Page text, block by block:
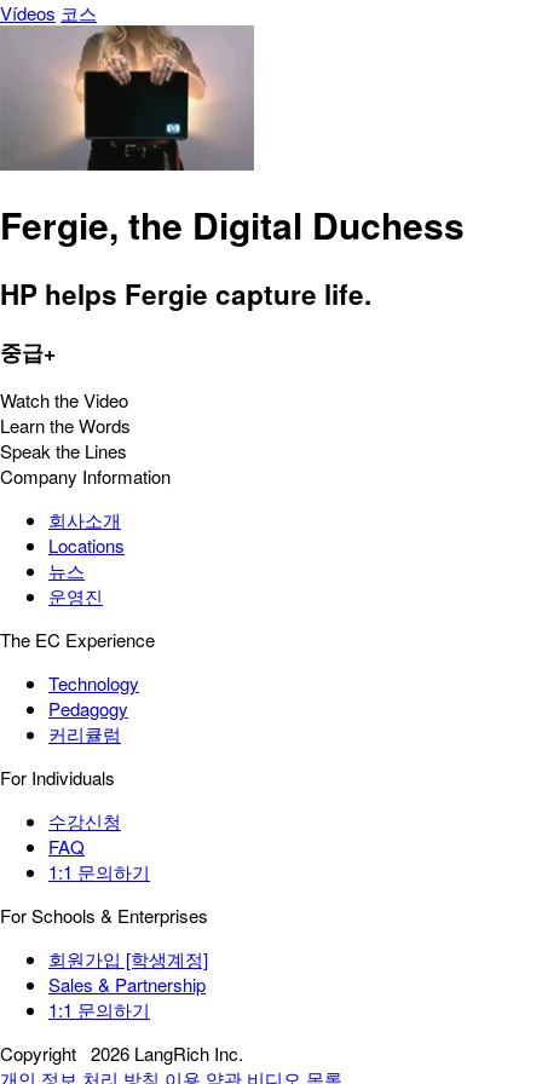
Vídeos 코스
Fergie, the Digital Duchess
HP helps Fergie capture life.
중급+
Watch the Video
Learn the Words
Speak the Lines
Company Information
회사소개
Locations
뉴스
운영진
The EC Experience
Technology
Pedagogy
커리큘럼
For Individuals
수강신청
FAQ
1:1 문의하기
For Schools & Enterprises
회원가입 [학생계정]
Sales & Partnership
1:1 문의하기
Copyright 2026 LangRich Inc.